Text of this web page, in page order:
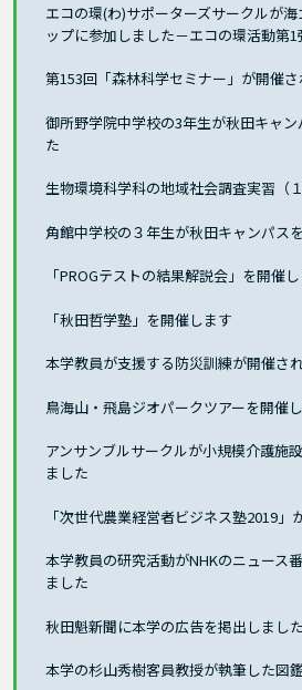
エコの環(わ)サポーターズサークルが
ップに参加しました－エコの環活動第1
第153回「森林科学セミナー」が開催
御所野学院中学校の3年生が秋田キャ
た
生物環境科学科の地域社会調査実習（
角館中学校の３年生が秋田キャンパス
「PROGテストの結果解説会」を開催
「秋田哲学塾」を開催します
本学教員が支援する防災訓練が開催さ
鳥海山・飛島ジオパークツアーを開催
アンサンブルサークルが小規模介護施
ました
「次世代農業経営者ビジネス塾2019」
本学教員の研究活動がNHKのニュース
ました
秋田魁新聞に本学の広告を掲出しました
本学の杉山秀樹客員教授が執筆した図